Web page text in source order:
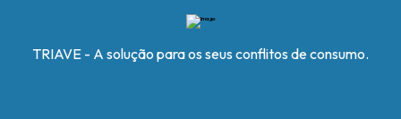
TRIAVE - A solução para os seus conflitos de consumo.